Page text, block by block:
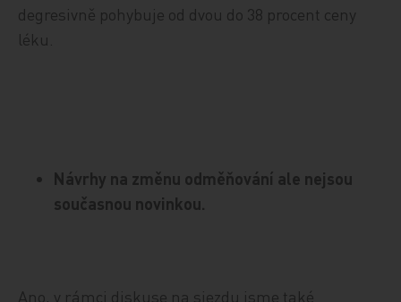
degresivně pohybuje od dvou do 38 procent ceny
léku.
Návrhy na změnu odměňování ale nejsou
současnou novinkou.
Ano, v rámci diskuse na sjezdu jsme také